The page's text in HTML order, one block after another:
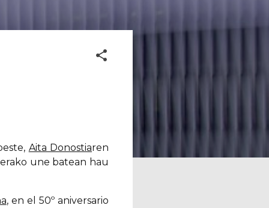
Aita Donostiaren
une batean hau
, en el 50º aniversario